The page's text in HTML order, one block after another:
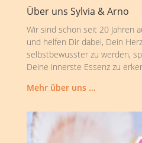
Über uns Sylvia & Arno
Wir sind schon seit 20 Jahren
und helfen Dir dabei, Dein
selbstbewusster zu werden,
Deine innerste Essenz zu
Mehr über uns …